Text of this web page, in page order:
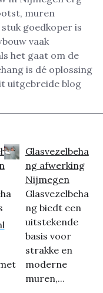
muren
goedkoper is
vaak
het gaat om de
is dé oplossing
uitgebreide blog
Glasvezelbeha
ng afwerking
Nijmegen
Glasvezelbeha
ng biedt een
uitstekende
basis voor
strakke en
moderne
muren,...